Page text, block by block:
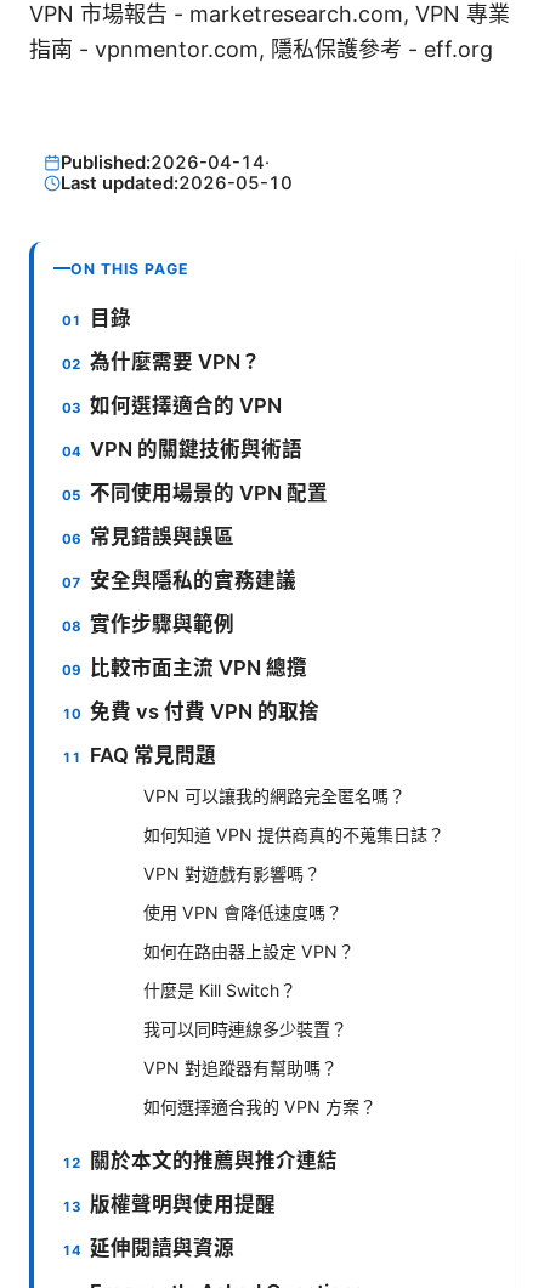
VPN 市場報告 - marketresearch.com, VPN 專業
指南 - vpnmentor.com, 隱私保護參考 - eff.org
Published:2026-04-14·
Last updated:2026-05-10
ON THIS PAGE
目錄
為什麼需要 VPN？
如何選擇適合的 VPN
VPN 的關鍵技術與術語
不同使用場景的 VPN 配置
常見錯誤與誤區
安全與隱私的實務建議
實作步驟與範例
比較市面主流 VPN 總攬
免費 vs 付費 VPN 的取捨
FAQ 常見問題
VPN 可以讓我的網路完全匿名嗎？
如何知道 VPN 提供商真的不蒐集日誌？
VPN 對遊戲有影響嗎？
使用 VPN 會降低速度嗎？
如何在路由器上設定 VPN？
什麼是 Kill Switch？
我可以同時連線多少裝置？
VPN 對追蹤器有幫助嗎？
如何選擇適合我的 VPN 方案？
關於本文的推薦與推介連結
版權聲明與使用提醒
延伸閱讀與資源